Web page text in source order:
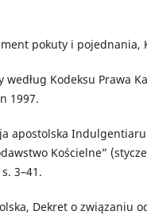
pokuty i pojednania,
według Kodeksu Prawa
1997.
apostolska
Kościelne”
3–41.
Dekret o związaniu